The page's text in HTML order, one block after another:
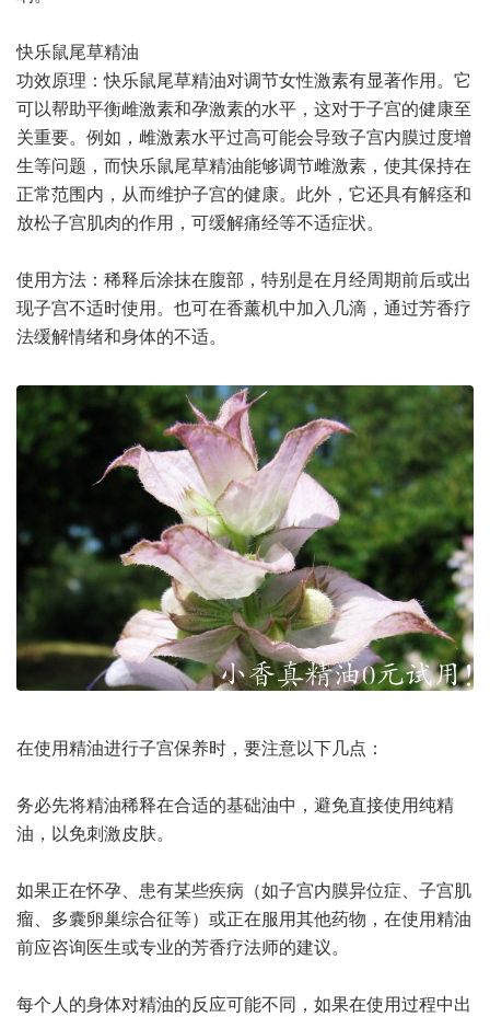
快乐鼠尾草精油
功效原理：快乐鼠尾草精油对调节女性激素有显著作用。它
可以帮助平衡雌激素和孕激素的水平，这对于子宫的健康至
关重要。例如，雌激素水平过高可能会导致子宫内膜过度增
生等问题，而快乐鼠尾草精油能够调节雌激素，使其保持在
正常范围内，从而维护子宫的健康。此外，它还具有解痉和
放松子宫肌肉的作用，可缓解痛经等不适症状。
使用方法：稀释后涂抹在腹部，特别是在月经周期前后或出
现子宫不适时使用。也可在香薰机中加入几滴，通过芳香疗
法缓解情绪和身体的不适。
在使用精油进行子宫保养时，要注意以下几点：
务必先将精油稀释在合适的基础油中，避免直接使用纯精
油，以免刺激皮肤。
如果正在怀孕、患有某些疾病（如子宫内膜异位症、子宫肌
瘤、多囊卵巢综合征等）或正在服用其他药物，在使用精油
前应咨询医生或专业的芳香疗法师的建议。
每个人的身体对精油的反应可能不同，如果在使用过程中出